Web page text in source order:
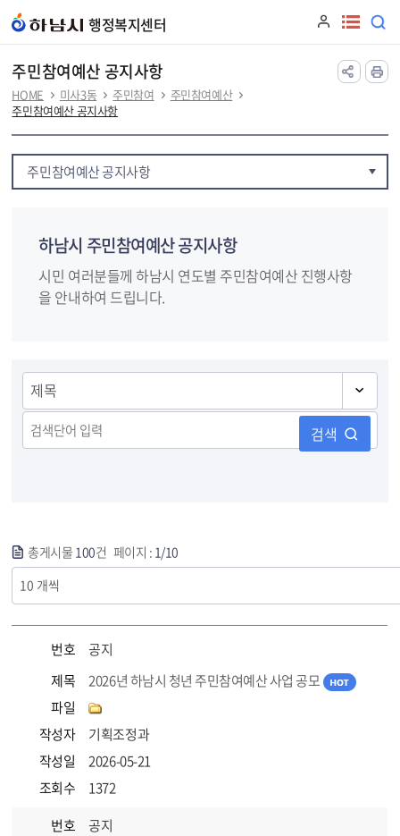
행정복지센터
주민참여예산 공지사항
HOME 미사3동 주민참여
주민참여예산
주민참여예산 공지사항
주민참여예산 공지사항
하남시 주민참여예산 공지사항
시민 여러분들께 하남시 연도별 주민참여예산 진행사항
을 안내하여 드립니다.
검색
총게시물 100건 페이지 : 1/10
번호
공지
제목
2026년 하남시 청년 주민참여예산 사업 공모
파일
작성자
기획조정과
작성일
2026-05-21
조회수
1372
번호
공지